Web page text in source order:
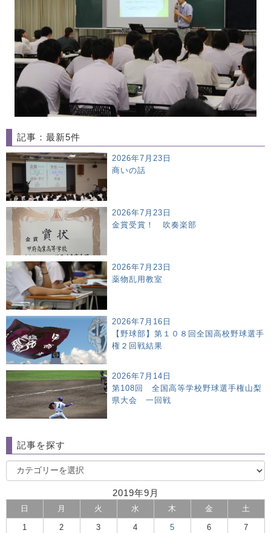
記事：最新5件
2026年7月23日
商いの話
2026年7月23日
金賞受賞！ 吹奏楽部
2026年7月23日
薬物乱用教室
2026年7月16日
【野球部】第１０８回全国高校野球選手
権２回戦結果
2026年7月14日
第108回 全国高等学校野球選手権山梨
県大会 一回戦
記事を探す
2019年9月
日 月 火 水 木 金 土
1 2 3 4 5 6 7